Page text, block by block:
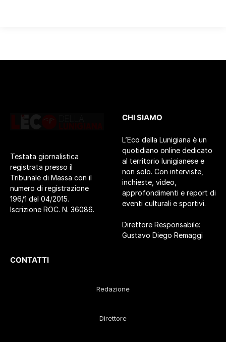
Testata giornalistica
registrata presso il
Tribunale di Massa con il
numero di registrazione
196/1 del 04/2015.
Iscrizione ROC. N. 36086.
CHI SIAMO
L’Eco della Lunigiana è un
quotidiano online dedicato
al territorio lunigianese e
non solo. Con interviste,
inchieste, video,
approfondimenti e report di
eventi culturali e sportivi.
Direttore Responsabile:
Gustavo Diego Remaggi
CONTATTI
Redazione
Direttore